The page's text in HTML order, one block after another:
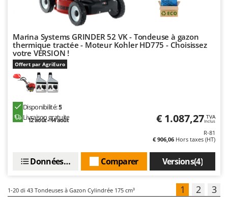
Marina Systems GRINDER 52 VK - Tondeuse à gazon
thermique tractée - Moteur Kohler HD775 - Choisissez
votre VERSION !
Offert par AgriEuro
Disponibilité:5
Livraison gratuite
12 août - 14 août € 1.087,27 TVA
Inclus
R-81
€ 906,06 Hors taxes (HT)
Versions(4)
Comparer
Données techniques
1-20 di 43 Tondeuses à Gazon Cylindrée 175 cm³ 1 2 3